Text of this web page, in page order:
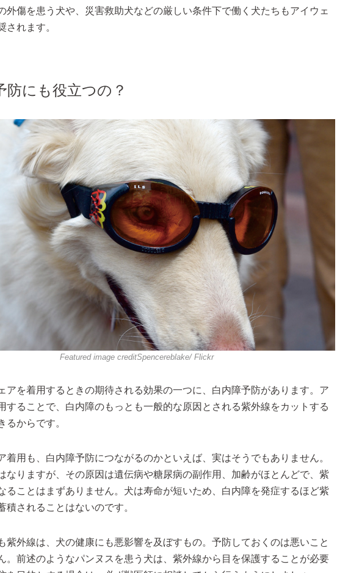
外傷を患う犬や、災害救助犬などの厳しい条件下で働く犬たちもアイウェ
されます。
防にも役立つの？
Featured image creditSpencereblake/ Flickr
アを着用するときの期待される効果の一つに、白内障予防があります。ア
することで、白内障のもっとも一般的な原因とされる紫外線をカットする
るからです。
着用も、白内障予防につながるのかといえば、実はそうでもありません。
なりますが、その原因は遺伝病や糖尿病の副作用、加齢がほとんどで、紫
ることはまずありません。犬は寿命が短いため、白内障を発症するほど紫
積されることはないのです。
紫外線は、犬の健康にも悪影響を及ぼすもの。予防しておくのは悪いこと
。前述のようなパンヌスを患う犬は、紫外線から目を保護することが必要